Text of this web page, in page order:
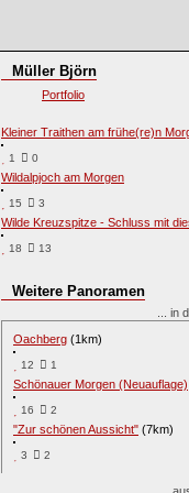
Müller Björn
Portfolio
Kleiner Traithen am frühe(re)n
1 0
Wildalpjoch am Morgen
15 3
Wilde Kreuzspitze - Schluss mit
18 13
Weitere Panoramen
... in
Oachberg (1km)
12 1
Schönauer Morgen (Neuauflage)
16 2
"Zur schönen Aussicht" (7km)
3 2